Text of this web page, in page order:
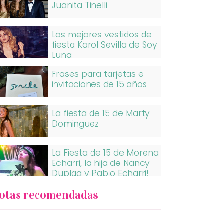
Juanita Tinelli
Los mejores vestidos de
fiesta Karol Sevilla de Soy
Luna
Frases para tarjetas e
invitaciones de 15 años
La fiesta de 15 de Marty
Dominguez
La Fiesta de 15 de Morena
Echarri, la hija de Nancy
Duplaa y Pablo Echarri!
recomendadas